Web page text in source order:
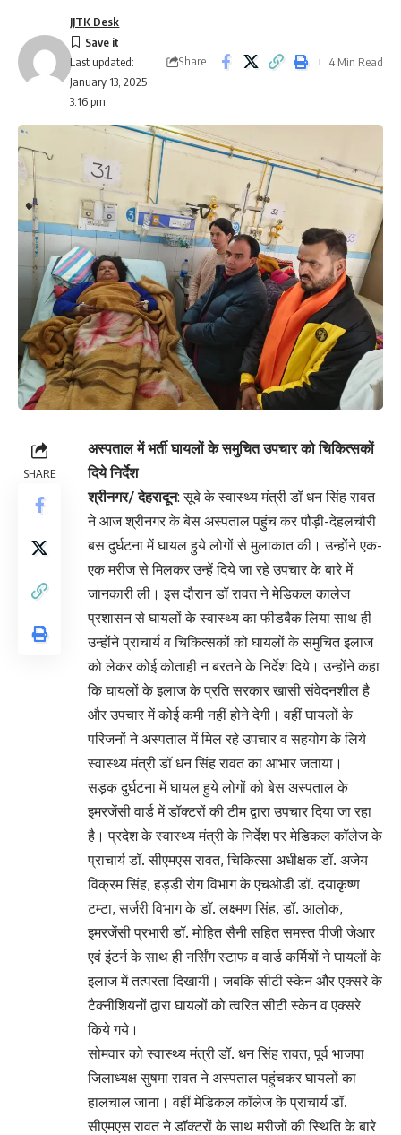
Last updated:
January 13, 2025
3:16 pm
JJTK Desk
Share 4 Min Read
SHARE
अस्पताल में भर्ती घायलों के समुचित उपचार को चिकित्सकों
दिये निर्देश
श्रीनगर/ देहरादून: सूबे के स्वास्थ्य मंत्री डॉ धन सिंह रावत
ने आज श्रीनगर के बेस अस्पताल पहुंच कर पौड़ी-देहलचौरी
बस दुर्घटना में घायल हुये लोगों से मुलाकात की। उन्होंने एक-
एक मरीज से मिलकर उन्हें दिये जा रहे उपचार के बारे में
जानकारी ली। इस दौरान डॉ रावत ने मेडिकल कालेज
प्रशासन से घायलों के स्वास्थ्य का फीडबैक लिया साथ ही
उन्होंने प्राचार्य व चिकित्सकों को घायलों के समुचित इलाज
को लेकर कोई कोताही न बरतने के निर्देश दिये। उन्होंने कहा
कि घायलों के इलाज के प्रति सरकार खासी संवेदनशील है
और उपचार में कोई कमी नहीं होने देगी। वहीं घायलों के
परिजनों ने अस्पताल में मिल रहे उपचार व सहयोग के लिये
स्वास्थ्य मंत्री डॉ धन सिंह रावत का आभार जताया।
सड़क दुर्घटना में घायल हुये लोगों को बेस अस्पताल के
इमरजेंसी वार्ड में डॉक्टरों की टीम द्वारा उपचार दिया जा रहा
है। प्रदेश के स्वास्थ्य मंत्री के निर्देश पर मेडिकल कॉलेज के
प्राचार्य डॉ. सीएमएस रावत, चिकित्सा अधीक्षक डॉ. अजेय
विक्रम सिंह, हड्डी रोग विभाग के एचओडी डॉ. दयाकृष्ण
टम्टा, सर्जरी विभाग के डॉ. लक्ष्मण सिंह, डॉ. आलोक,
इमरजेंसी प्रभारी डॉ. मोहित सैनी सहित समस्त पीजी जेआर
एवं इंटर्न के साथ ही नर्सिंग स्टाफ व वार्ड कर्मियों ने घायलों के
इलाज में तत्परता दिखायी। जबकि सीटी स्केन और एक्सरे के
टैक्नीशियनों द्वारा घायलों को त्वरित सीटी स्केन व एक्सरे
किये गये।
सोमवार को स्वास्थ्य मंत्री डॉ. धन सिंह रावत, पूर्व भाजपा
जिलाध्यक्ष सुषमा रावत ने अस्पताल पहुंचकर घायलों का
हालचाल जाना। वहीं मेडिकल कॉलेज के प्राचार्य डॉ.
सीएमएस रावत ने डॉक्टरों के साथ मरीजों की स्थिति के बारे